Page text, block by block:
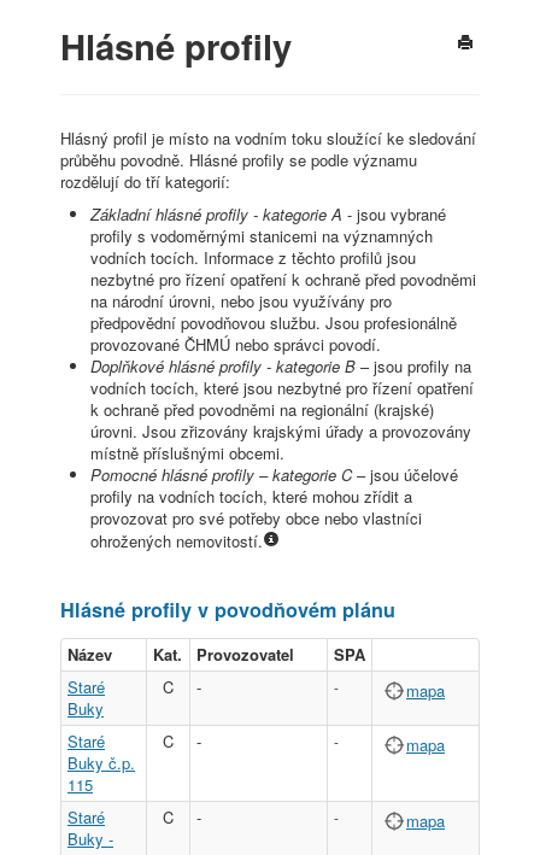
Hlásné profily
Hlásný profil je místo na vodním toku sloužící ke sledování
průběhu povodně. Hlásné profily se podle významu
rozdělují do tří kategorií:
Základní hlásné profily - kategorie A - jsou vybrané
profily s vodoměrnými stanicemi na významných
vodních tocích. Informace z těchto profilů jsou
nezbytné pro řízení opatření k ochraně před povodněmi
na národní úrovni, nebo jsou využívány pro
předpovědní povodňovou službu. Jsou profesionálně
provozované ČHMÚ nebo správci povodí.
Doplňkové hlásné profily - kategorie B – jsou profily na
vodních tocích, které jsou nezbytné pro řízení opatření
k ochraně před povodněmi na regionální (krajské)
úrovni. Jsou zřizovány krajskými úřady a provozovány
místně příslušnými obcemi.
Pomocné hlásné profily – kategorie C– jsou účelové
profily na vodních tocích, které mohou zřídit a
provozovat pro své potřeby obce nebo vlastníci
ohrožených nemovitostí.
Hlásné profily v povodňovém plánu
Název Kat. Provozovatel
SPA
Staré
Buky
C - - mapa
Staré
Buky č.p.
115
C - - mapa
Staré
Buky -
C - - mapa